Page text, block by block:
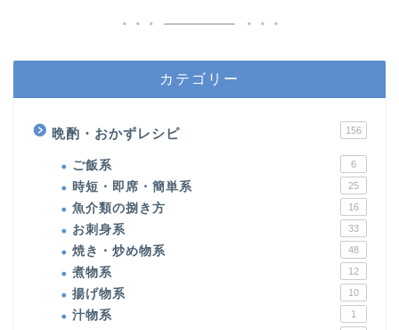
カテゴリー
晩酌・おかずレシピ 156
ご飯系 6
時短・即席・簡単系 25
魚介類の捌き方 16
お刺身系 33
焼き・炒め物系 48
煮物系 12
揚げ物系 10
汁物系 1